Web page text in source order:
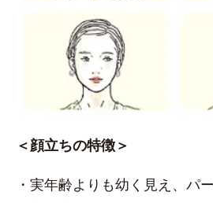
＜顔立ちの特徴＞
・実年齢よりも幼く見え、パ